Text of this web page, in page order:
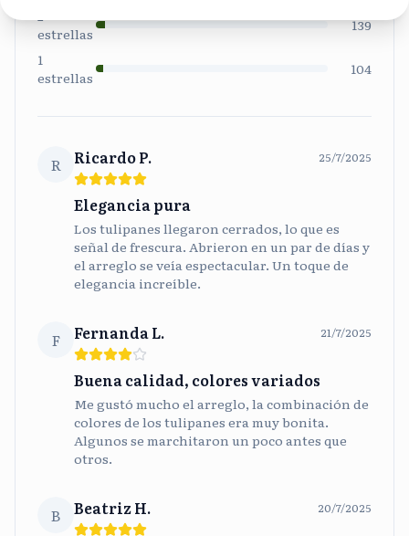
2
estrellas
139
1
estrellas
104
R Ricardo P. 25/7/2025
Elegancia pura
Los tulipanes llegaron cerrados, lo que es
señal de frescura. Abrieron en un par de días y
el arreglo se veía espectacular. Un toque de
elegancia increíble.
F Fernanda L. 21/7/2025
Buena calidad, colores variados
Me gustó mucho el arreglo, la combinación de
colores de los tulipanes era muy bonita.
Algunos se marchitaron un poco antes que
otros.
B Beatriz H. 20/7/2025